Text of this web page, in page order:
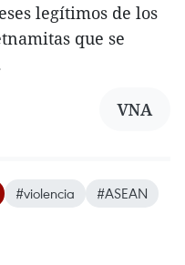
legítimos de los
que se
VNA
#violencia #ASEAN